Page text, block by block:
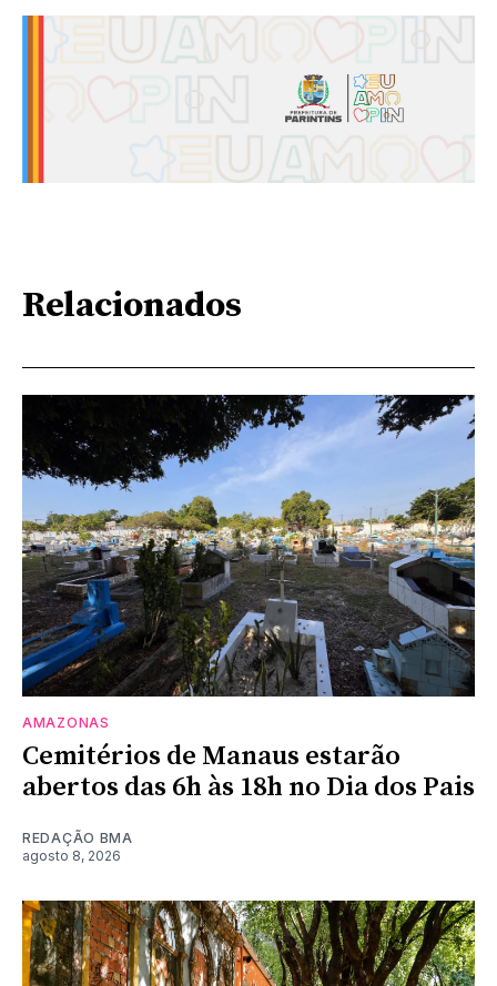
Relacionados
AMAZONAS
Cemitérios de Manaus estarão
abertos das 6h às 18h no Dia dos Pais
REDAÇÃO BMA
agosto 8, 2026